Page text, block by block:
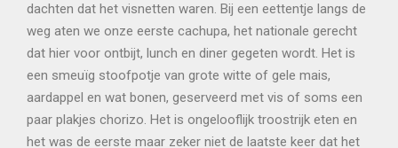
dachten dat het visnetten waren. Bij een eettentje langs de
weg aten we onze eerste cachupa, het nationale gerecht
dat hier voor ontbijt, lunch en diner gegeten wordt. Het is
een smeuïg stoofpotje van grote witte of gele mais,
aardappel en wat bonen, geserveerd met vis of soms een
paar plakjes chorizo. Het is ongelooflijk troostrijk eten en
het was de eerste maar zeker niet de laatste keer dat het